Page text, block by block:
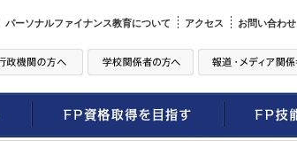
パーソナルファイナンス教育について アクセス お問い合わせ